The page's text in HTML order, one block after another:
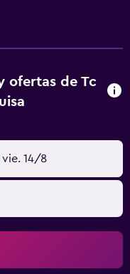
por cable y wifi
de negocios
ofertas de Tc
vie. 14/8